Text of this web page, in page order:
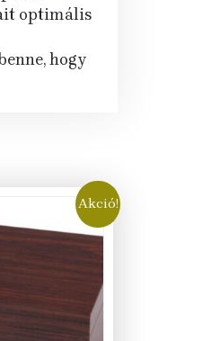
optimális
hogy
Akció!